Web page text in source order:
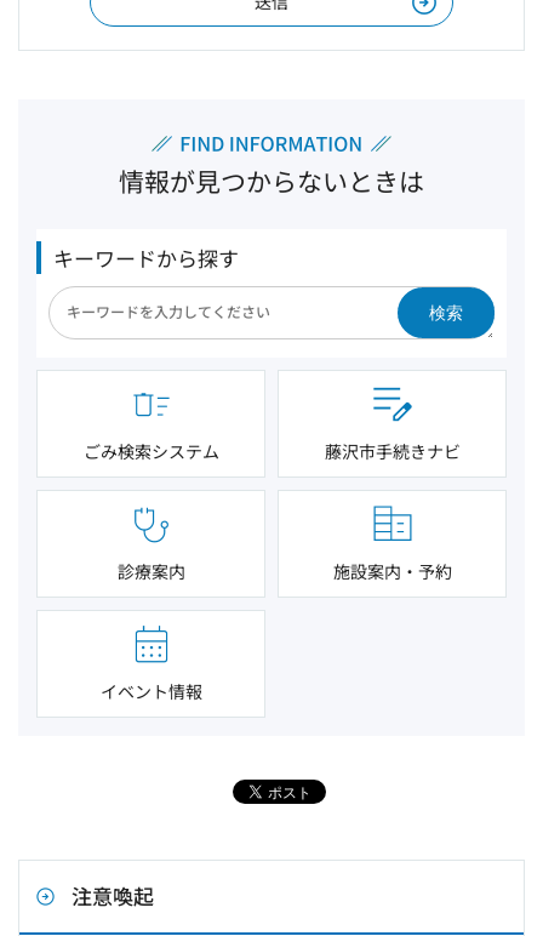
情報が見つからないときは
キーワードから探す
検索
ごみ検索システム 藤沢市手続きナビ
診療案内 施設案内・予約
イベント情報
注意喚起